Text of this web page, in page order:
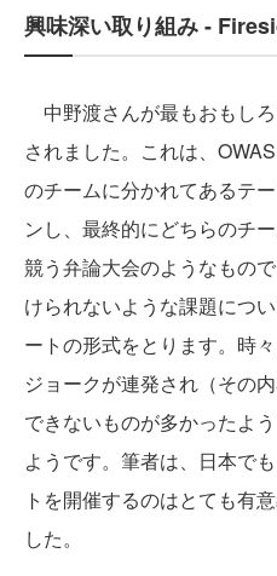
興味深い取り組み -
中野渡さんが最もおもし
されました。これは、
のチームに分かれてあるテ
ンし、最終的にどちらのチ
競う弁論大会のようなもの
けられないような課題につ
ートの形式をとります。時
ジョークが連発され（その
できないものが多かったよ
ようです。筆者は、日本で
トを開催するのはとても有
した。